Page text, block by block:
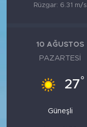
Rüzgar: 6.31 m/s
10 AĞUSTOS
PAZARTESI
27°
Güneşli